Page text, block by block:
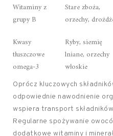
Witaminy z
grupy B
Stare zboża,
orzechy,
Kwasy
tłuszczowe
omega-3
Ryby, siemię
lniane, orzechy
włoskie
Oprócz kluczowych
odpowiednie nawodnienie
wspiera transport
Regularne spożywanie
dodatkowe witaminy i